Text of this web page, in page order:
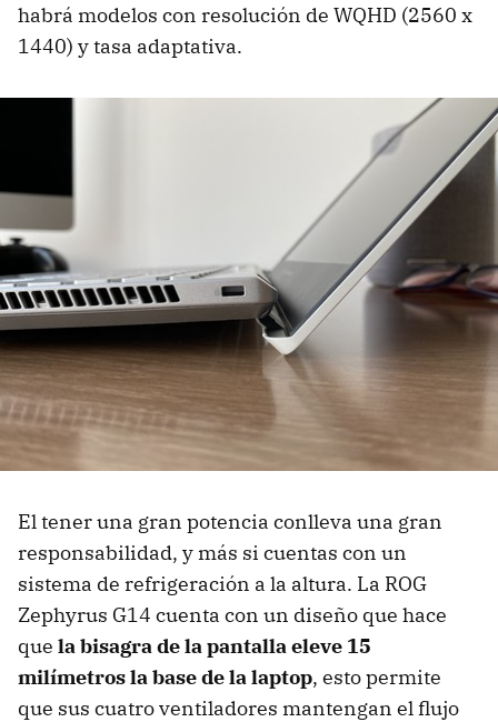
habrá modelos con resolución de WQHD (2560 x
1440) y tasa adaptativa.
El tener una gran potencia conlleva una gran
responsabilidad, y más si cuentas con un
sistema de refrigeración a la altura. La ROG
Zephyrus G14 cuenta con un diseño que hace
que la bisagra de la pantalla eleve 15
milímetros la base de la laptop, esto permite
que sus cuatro ventiladores mantengan el flujo